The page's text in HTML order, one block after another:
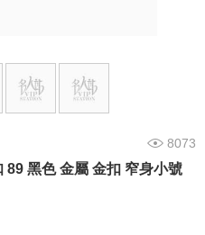
8073
黑色 金屬 金扣 窄身小號